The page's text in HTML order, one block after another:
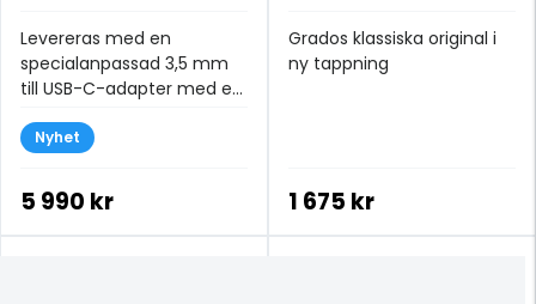
Levereras med en
specialanpassad 3,5 mm
till USB-C-adapter med en
Nyhet
5 990 kr
Grados klassiska original i
ny tappning
1 675 kr